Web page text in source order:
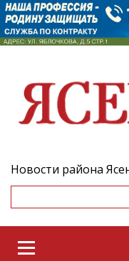
Новости района